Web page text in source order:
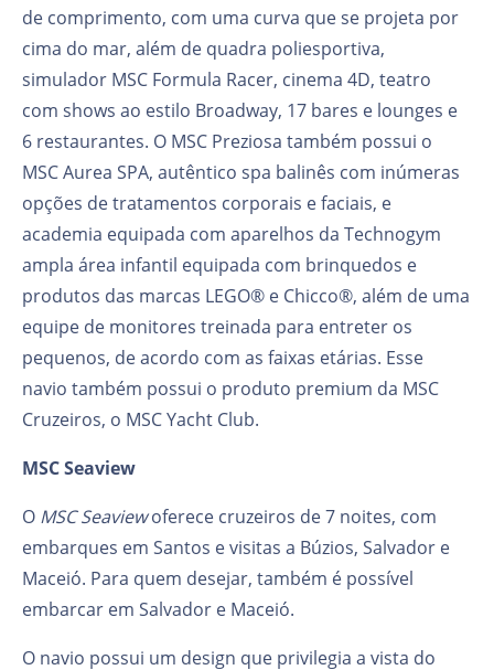
de comprimento, com uma curva que se projeta por
cima do mar, além de quadra poliesportiva,
simulador MSC Formula Racer, cinema 4D, teatro
com shows ao estilo Broadway, 17 bares e lounges e
6 restaurantes. O MSC Preziosa também possui o
MSC Aurea SPA, autêntico spa balinês com inúmeras
opções de tratamentos corporais e faciais, e
academia equipada com aparelhos da Technogym
ampla área infantil equipada com brinquedos e
produtos das marcas LEGO® e Chicco®, além de uma
equipe de monitores treinada para entreter os
pequenos, de acordo com as faixas etárias. Esse
navio também possui o produto premium da MSC
Cruzeiros, o MSC Yacht Club.
MSC Seaview
O MSC Seaviewoferece cruzeiros de 7 noites, com
embarques em Santos e visitas a Búzios, Salvador e
Maceió. Para quem desejar, também é possível
embarcar em Salvador e Maceió.
O navio possui um design que privilegia a vista do